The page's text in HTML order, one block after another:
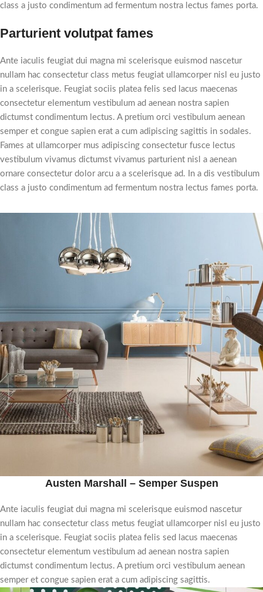
class a justo condimentum ad fermentum nostra lectus fames porta.
Parturient volutpat fames
Ante iaculis feugiat dui magna mi scelerisque euismod nascetur
nullam hac consectetur class metus feugiat ullamcorper nisl eu justo
in a scelerisque. Feugiat sociis platea felis sed lacus maecenas
consectetur elementum vestibulum ad aenean nostra sapien
dictumst condimentum lectus. A pretium orci vestibulum aenean
semper et congue sapien erat a cum adipiscing sagittis in sodales.
Fames at ullamcorper mus adipiscing consectetur fusce lectus
vestibulum vivamus dictumst vivamus parturient nisl a aenean
ornare consectetur dolor arcu a a scelerisque ad. In a dis vestibulum
class a justo condimentum ad fermentum nostra lectus fames porta.
Austen Marshall – Semper Suspen
Ante iaculis feugiat dui magna mi scelerisque euismod nascetur
nullam hac consectetur class metus feugiat ullamcorper nisl eu justo
in a scelerisque. Feugiat sociis platea felis sed lacus maecenas
consectetur elementum vestibulum ad aenean nostra sapien
dictumst condimentum lectus. A pretium orci vestibulum aenean
semper et congue sapien erat a cum adipiscing sagittis.